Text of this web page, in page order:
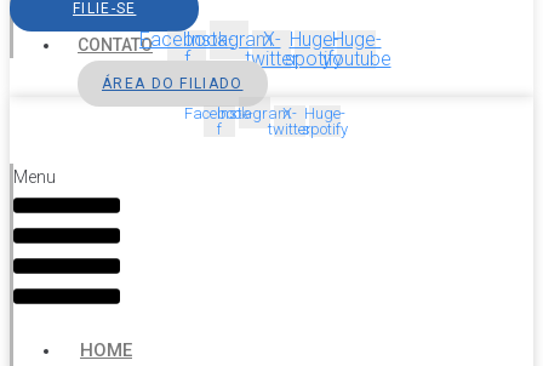
AGENDA
CONTATO
FILIE-SE
Facebook-
f
InstagramX-
twitter
Huge-
spotify
Huge-
youtube
ÁREA DO FILIADO
Facebook-
f
InstagramX-
twitter
Huge-
spotify
Menu
HOME